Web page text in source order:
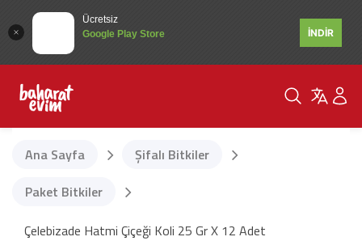
Ücretsiz
Google Play Store
İNDİR
Ana Sayfa
Şifalı Bitkiler
Paket Bitkiler
Çelebizade Hatmi Çiçeği Koli 25 Gr X 12 Adet